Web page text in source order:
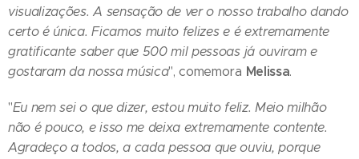
visualizações. A sensação de ver o nosso trabalho dando
certo é única. Ficamos muito felizes e é extremamente
gratificante saber que 500 mil pessoas já ouviram e
gostaram da nossa música", comemora Melissa.
"Eu nem sei o que dizer, estou muito feliz. Meio milhão
não é pouco, e isso me deixa extremamente contente.
Agradeço a todos, a cada pessoa que ouviu, porque